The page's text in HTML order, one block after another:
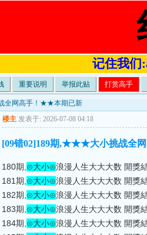
记住我们
重要说明 举报此贴 打赏高手
全网高手！★★本期已新
楼主 发表于: 2026-07-08 04:18
[09错02]189期,★★★大小挑战全
180期, ⊙大小⊙浪漫人生大大大数 開獎
181期, ⊙大小⊙浪漫人生大大大数 開獎
182期, ⊙大小⊙浪漫人生大大大数 開獎
183期, ⊙大小⊙浪漫人生大大大数 開獎
184期, ⊙大小⊙浪漫人生大大大数 開獎